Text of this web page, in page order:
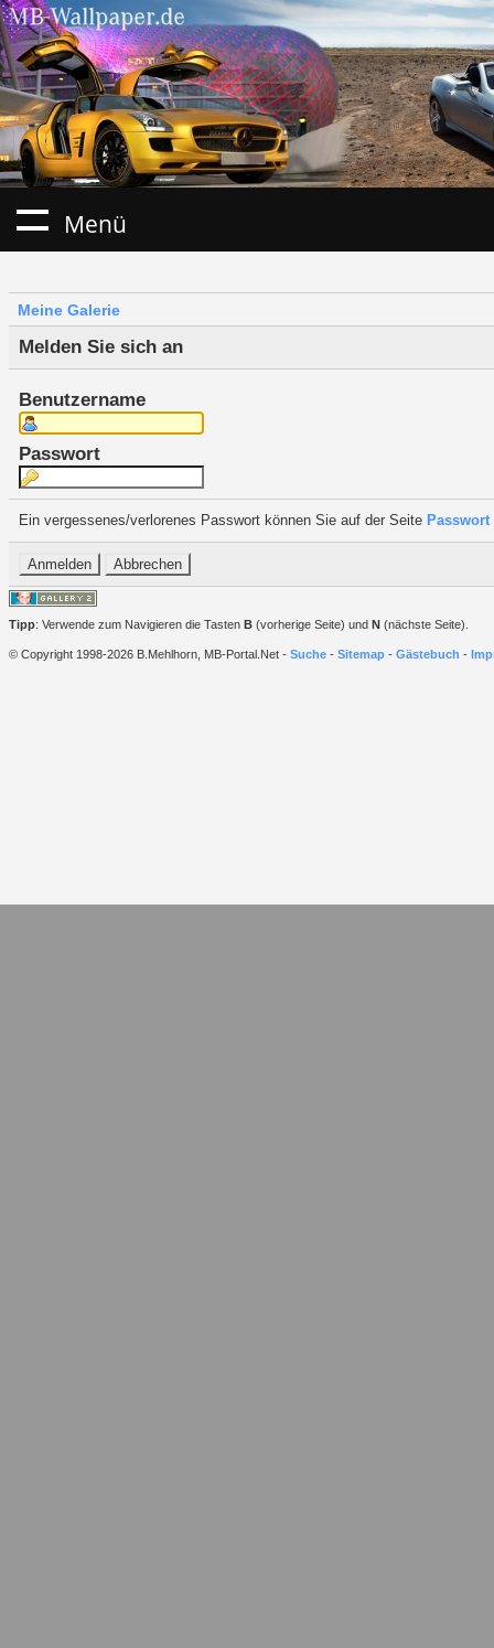
Menü
Meine Galerie
Melden Sie sich an
Benutzername
Passwort
Ein vergessenes/verlorenes Passwort können Sie auf der Seite
Tipp: Verwende zum Navigieren die Tasten B (vorherige Seite) und N (nächste Seite).
© Copyright 1998-2026 B.Mehlhorn, MB-Portal.Net - Suche - Sitemap - Gästebuch -